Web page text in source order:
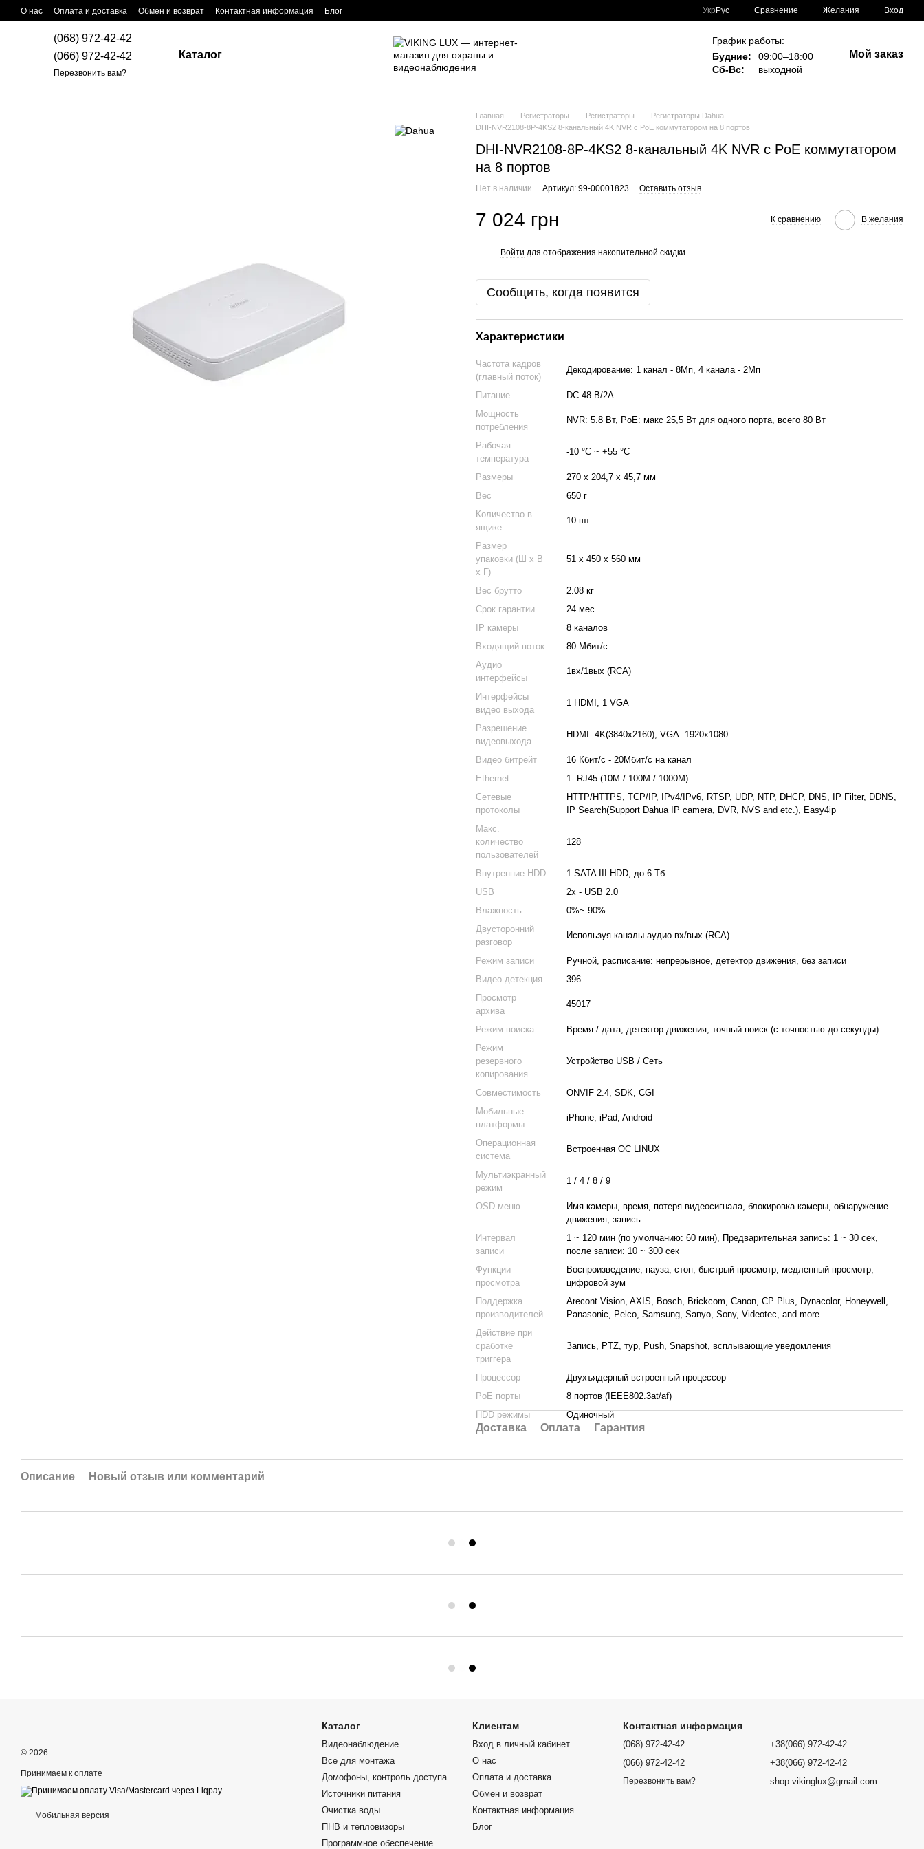
Перейти к основному контенту
О нас Оплата и доставка Обмен и возврат Контактная информация Блог Укр Рус Сравнение Желания Вход
(068) 972-42-42
(066) 972-42-42
Перезвонить вам?
Каталог
График работы:
Будние:
09:00–18:00
Сб-Вс:
выходной
Мой заказ
Главная Регистраторы Регистраторы
Регистраторы Dahua
DHI-NVR2108-8P-4KS2 8-канальный 4K NVR c PoE коммутатором на 8 портов
DHI-NVR2108-8P-4KS2 8-канальный 4K NVR c PoE коммутатором
на 8 портов
Нет в наличии Артикул: 99-00001823 Оставить отзыв
7 024 грн К сравнению В желания
Войти для отображения накопительной скидки
Сообщить, когда появится
Характеристики
Частота кадров
(главный поток)
Декодирование: 1 канал - 8Мп, 4 канала - 2Мп
Питание
DC 48 В/2A
Мощность
потребления
NVR: 5.8 Вт, PoE: макс 25,5 Вт для одного порта, всего 80 Вт
Рабочая
температура
-10 °C ~ +55 °C
Размеры
270 х 204,7 х 45,7 мм
Вес
650 г
Количество в
ящике
10 шт
Размер
упаковки (Ш х В
х Г)
51 x 450 x 560 мм
Вес брутто
2.08 кг
Срок гарантии
24 мес.
IP камеры
8 каналов
Входящий поток
80 Мбит/с
Аудио
интерфейсы
1вх/1вых (RCA)
Интерфейсы
видео выхода
1 HDMI, 1 VGA
Разрешение
видеовыхода
HDMI: 4K(3840x2160); VGA: 1920x1080
Видео битрейт
16 Кбит/с - 20Мбит/с на канал
Ethernet
1- RJ45 (10M / 100M / 1000M)
Сетевые
протоколы
HTTP/HTTPS, TCP/IP, IPv4/IPv6, RTSP, UDP, NTP, DHCP, DNS, IP Filter, DDNS,
IP Search(Support Dahua IP camera, DVR, NVS and etc.), Easy4ip
Макс.
количество
пользователей
128
Внутренние HDD
1 SATA III HDD, до 6 Тб
USB
2х - USB 2.0
Влажность
0%~ 90%
Двусторонний
разговор
Используя каналы аудио вх/вых (RCA)
Режим записи
Ручной, расписание: непрерывное, детектор движения, без записи
Видео детекция
396
Просмотр
архива
45017
Режим поиска
Время / дата, детектор движения, точный поиск (с точностью до секунды)
Режим
резервного
копирования
Устройство USB / Сеть
Совместимость
ONVIF 2.4, SDK, CGI
Мобильные
платформы
iPhone, iPad, Android
Операционная
система
Встроенная ОС LINUX
Мультиэкранный
режим
1 / 4 / 8 / 9
OSD меню
Имя камеры, время, потеря видеосигнала, блокировка камеры, обнаружение
движения, запись
Интервал
записи
1 ~ 120 мин (по умолчанию: 60 мин), Предварительная запись: 1 ~ 30 сек,
после записи: 10 ~ 300 сек
Функции
просмотра
Воспроизведение, пауза, стоп, быстрый просмотр, медленный просмотр,
цифровой зум
Поддержка
производителей
Arecont Vision, AXIS, Bosch, Brickcom, Canon, CP Plus, Dynacolor, Honeywell,
Panasonic, Pelco, Samsung, Sanyo, Sony, Videotec, and more
Действие при
сработке
триггера
Запись, PTZ, тур, Push, Snapshot, всплывающие уведомления
Процессор
Двухъядерный встроенный процессор
PoE порты
8 портов (IEEE802.3at/af)
HDD режимы
Одиночный
Доставка Оплата Гарантия
Описание Новый отзыв или комментарий
© 2026
Принимаем к оплате
Мобильная версия
Каталог
Видеонаблюдение
Все для монтажа
Домофоны, контроль доступа
Источники питания
Очистка воды
ПНВ и тепловизоры
Программное обеспечение
Клиентам
Вход в личный кабинет
О нас
Оплата и доставка
Обмен и возврат
Контактная информация
Блог
Контактная информация
(068) 972-42-42
(066) 972-42-42
Перезвонить вам?
+38(066) 972-42-42
+38(066) 972-42-42
shop.vikinglux@gmail.com